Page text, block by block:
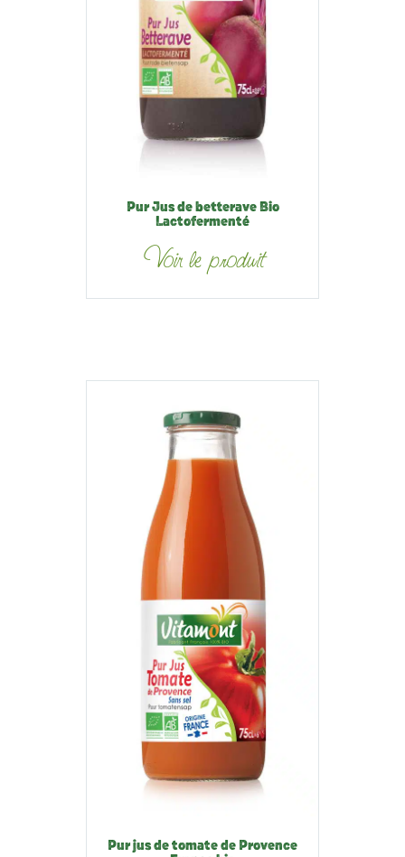
Pur Jus de betterave Bio
Lactofermenté
Voir le produit
Pur jus de tomate de Provence